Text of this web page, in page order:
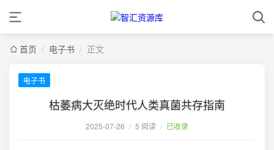
首页 / 电子书 / 正文
电子书
枯萎病大灭绝时代人类真菌共存指南
2025-07-26 / 5 阅读 / 已收录